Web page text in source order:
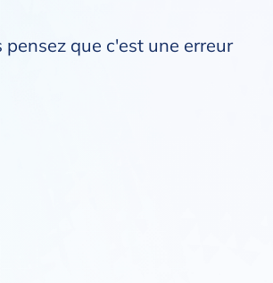
que c'est une erreur